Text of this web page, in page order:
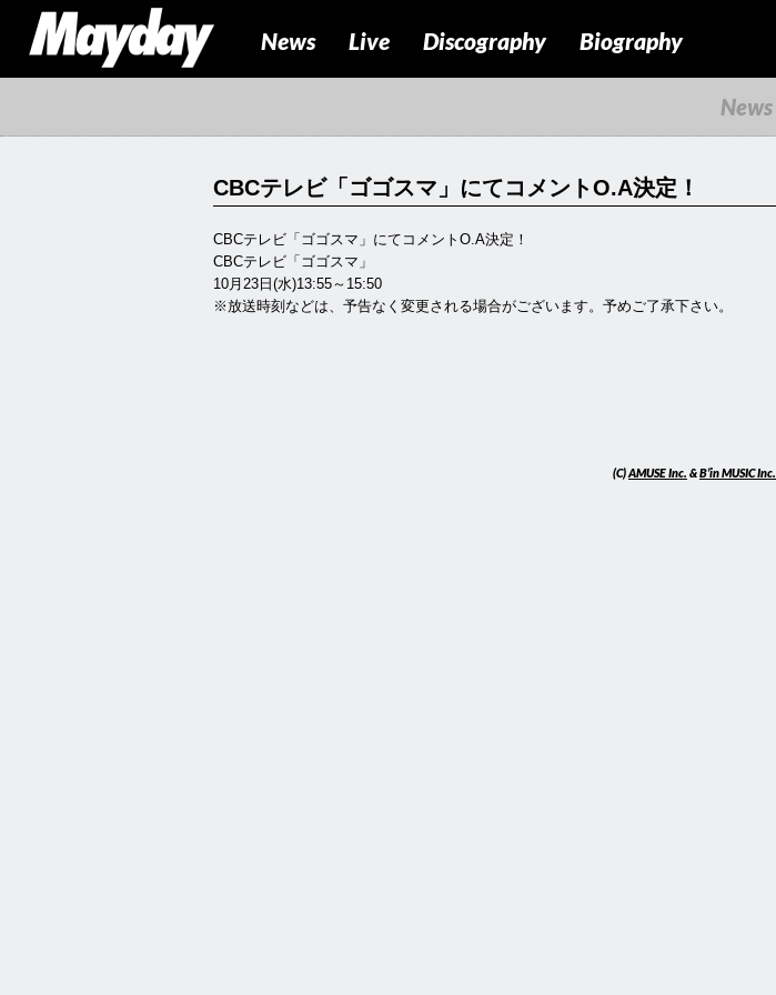
News Live Discography Biography
News
CBCテレビ「ゴゴスマ」にてコメントO.A決定！
CBCテレビ「ゴゴスマ」にてコメントO.A決定！
CBCテレビ「ゴゴスマ」
10月23日(水)13:55～15:50
※放送時刻などは、予告なく変更される場合がございます。予めご了承下さい。
(C)AMUSE Inc. &B’in MUSIC Inc.